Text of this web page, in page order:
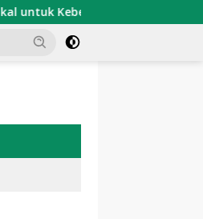
Sumber Daya Ikan